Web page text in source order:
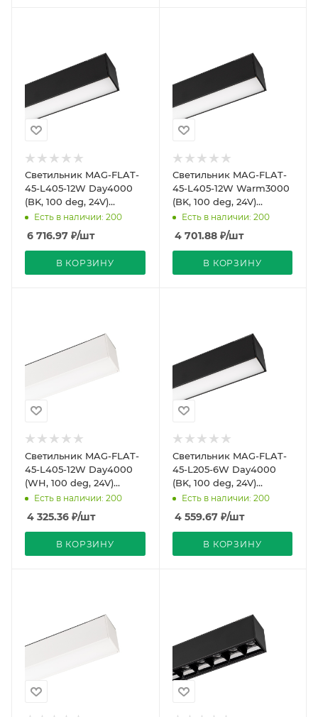
Светильник MAG-FLAT-
45-L405-12W Day4000
(BK, 100 deg, 24V)
(Arlight, IP20 Металл, 5
Есть в наличии: 200
6 716.97 ₽/шт
В КОРЗИНУ
Светильник MAG-FLAT-
45-L405-12W Warm3000
(BK, 100 deg, 24V)
(Arlight, IP20 Металл, 5
Есть в наличии: 200
4 701.88₽/шт
В КОРЗИНУ
Светильник MAG-FLAT-
45-L405-12W Day4000
(WH, 100 deg, 24V)
(Arlight, IP20 Металл, 5
Есть в наличии: 200
4 325.36 ₽/шт
В КОРЗИНУ
Светильник MAG-FLAT-
45-L205-6W Day4000
(BK, 100 deg, 24V)
(Arlight, IP20 Металл, 5
Есть в наличии: 200
4 559.67₽/шт
В КОРЗИНУ